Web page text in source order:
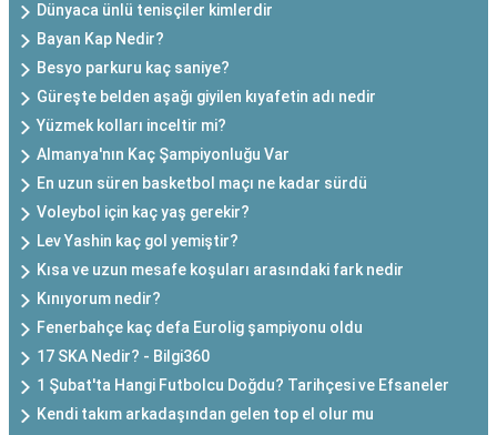
Dünyaca ünlü tenisçiler kimlerdir
Bayan Kap Nedir?
Besyo parkuru kaç saniye?
Güreşte belden aşağı giyilen kıyafetin adı nedir
Yüzmek kolları inceltir mi?
Almanya'nın Kaç Şampiyonluğu Var
En uzun süren basketbol maçı ne kadar sürdü
Voleybol için kaç yaş gerekir?
Lev Yashin kaç gol yemiştir?
Kısa ve uzun mesafe koşuları arasındaki fark nedir
Kınıyorum nedir?
Fenerbahçe kaç defa Eurolig şampiyonu oldu
17 SKA Nedir? - Bilgi360
1 Şubat'ta Hangi Futbolcu Doğdu? Tarihçesi ve Efsaneler
Kendi takım arkadaşından gelen top el olur mu